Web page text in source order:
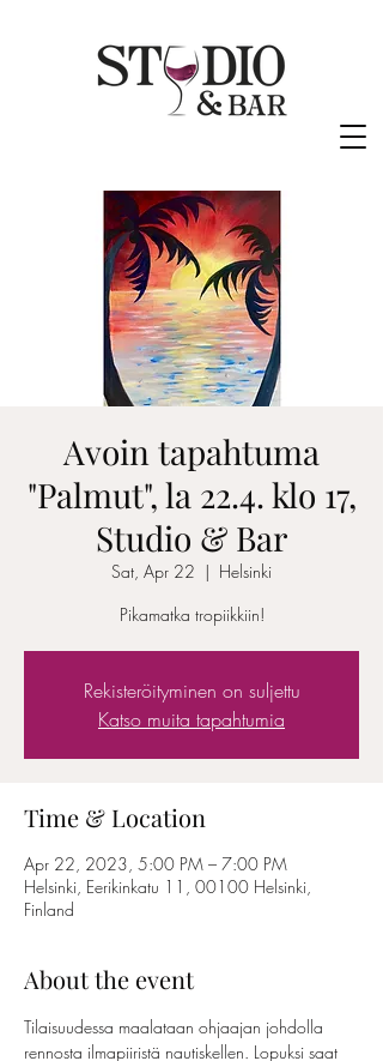
Avoin tapahtuma
"Palmut", la 22.4. klo 17,
Studio & Bar
Sat, Apr 22
  |
Helsinki
Pikamatka tropiikkiin!
Rekisteröityminen on suljettu
Katso muita tapahtumia
Time & Location
Apr 22, 2023, 5:00 PM – 7:00 PM
Helsinki, Eerikinkatu 11, 00100 Helsinki,
Finland
About the event
Tilaisuudessa maalataan ohjaajan johdolla
rennosta ilmapiiristä nautiskellen. Lopuksi saat